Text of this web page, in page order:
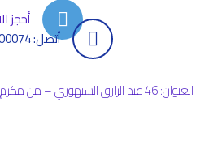
أحجز
أتصل: 01095600074
العنوان: 46 عبد الرازق السنهوري – من مكرم عبيد – مدينة نصر – القاهرة